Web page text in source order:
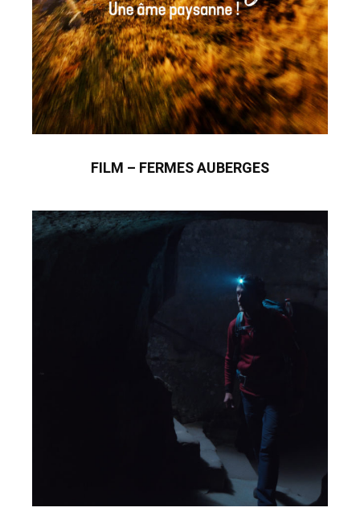
FILM – FERMES AUBERGES